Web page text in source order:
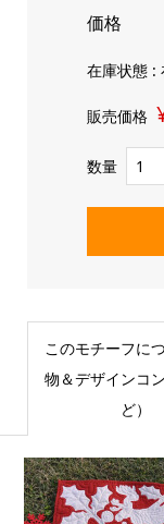
価格
在庫状態 :
販売価格
数量
このモチーフに
物＆デザインコ
ど）